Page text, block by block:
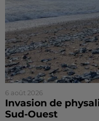
6 août 2026
Invasion de
Sud-Ouest